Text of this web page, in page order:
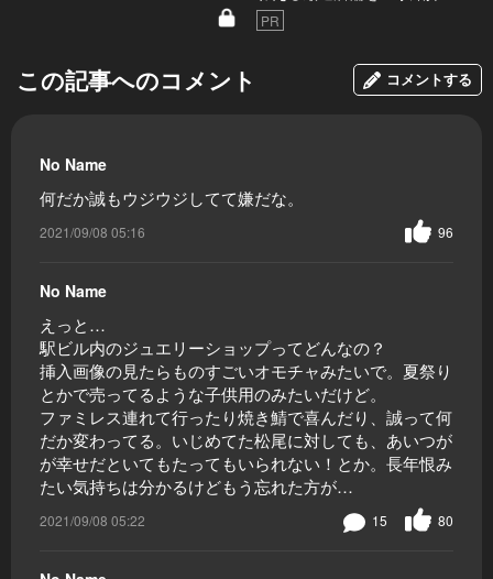
PR
この記事へのコメント コメントする
No Name
何だか誠もウジウジしてて嫌だな。
2021/09/08 05:16 96
No Name
えっと…
駅ビル内のジュエリーショップってどんなの？
挿入画像の見たらものすごいオモチャみたいで。夏祭り
とかで売ってるような子供用のみたいだけど。
ファミレス連れて行ったり焼き鯖で喜んだり、誠って何
だか変わってる。いじめてた松尾に対しても、あいつが
が幸せだといてもたってもいられない！とか。長年恨み
たい気持ちは分かるけどもう忘れた方が…
2021/09/08 05:22 80
15